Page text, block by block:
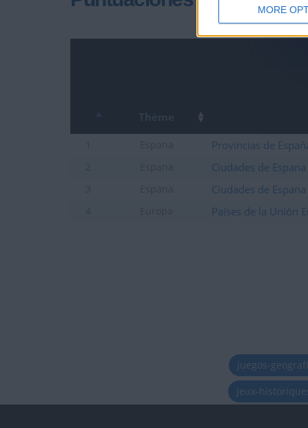
MORE
Thème
Provincias de
Ciudades de
Ciudades de Espana
Países de la Unión
juegos-
jeux-